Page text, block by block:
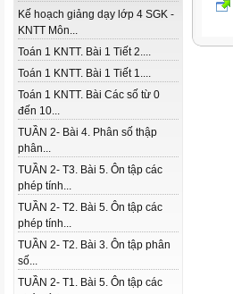
Kế hoạch giảng dạy lớp 4 SGK -
KNTT Môn...
Toán 1 KNTT. Bài 1 Tiết 2....
Toán 1 KNTT. Bài 1 Tiết 1....
Toán 1 KNTT. Bài Các số từ 0
đến 10...
TUẦN 2- Bài 4. Phân số thập
phân...
TUẦN 2- T3. Bài 5. Ôn tập các
phép tính...
TUẦN 2- T2. Bài 5. Ôn tập các
phép tính...
TUẦN 2- T2. Bài 3. Ôn tập phân
số...
TUẦN 2- T1. Bài 5. Ôn tập các